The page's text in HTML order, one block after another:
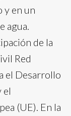
y en un
agua.
de la
Red
el Desarrollo
el
(UE). En la